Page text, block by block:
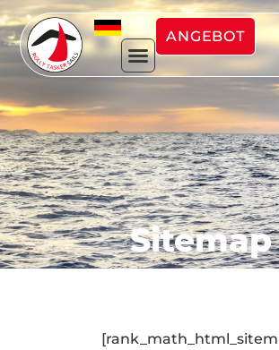
ANGEBOT
Sitemap